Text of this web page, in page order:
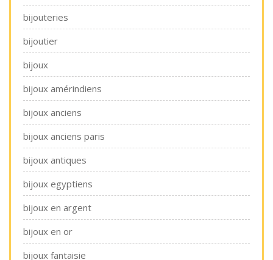
bijouteries
bijoutier
bijoux
bijoux amérindiens
bijoux anciens
bijoux anciens paris
bijoux antiques
bijoux egyptiens
bijoux en argent
bijoux en or
bijoux fantaisie